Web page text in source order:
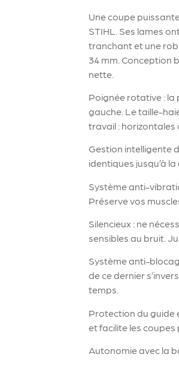
Une coupe
STIHL. Ses lames
tranchant et une
34 mm. Conception
nette.
Poignée rotative : la
gauche. Le taille-
travail : horizontales
Gestion intelligente
identiques jusqu’à
Système anti-
Préserve vos
Silencieux : ne
sensibles au bruit.
Système anti-
de ce dernier
temps.
Protection du guide
et facilite les coupes
Autonomie avec la